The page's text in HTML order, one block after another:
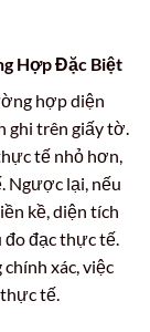
Hợp Đặc Biệt
hợp diện
ghi trên giấy tờ.
tế nhỏ hơn,
Ngược lại, nếu
kề, diện tích
đạc thực tế.
xác, việc
tế.